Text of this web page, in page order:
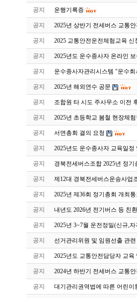
공지 운행기록증
공지 2025년 상반기 전세버스 교통
공지 2025 교통안전운전체험교육 신
공지 2025년도 운수종사자 온라인
공지 운수종사자관리시스템 "운수
공지 2025년 해외연수 공문
공지 조합원 타 시도 주사무소 이전
공지 2025년 초등학교 봄철 현장체
공지 서면총회 결의 요청
공지 2025년도 운수종사자 교육일정
공지 경북전세버스조합 2025년 정
공지 제12대 경북전세버스운송사업
공지 2025년 제36회 정기총회 개최통
공지 내년도 2026년 전기버스 등 친
공지 2025년 3~7월 운전정밀(신규,
공지 선거관리위원 및 임원선출 관련
공지 2025년도 교통안전담당자 교육
공지 2024년 하반기 전세버스 교통
공지 대기관리권역법에 따른 어린